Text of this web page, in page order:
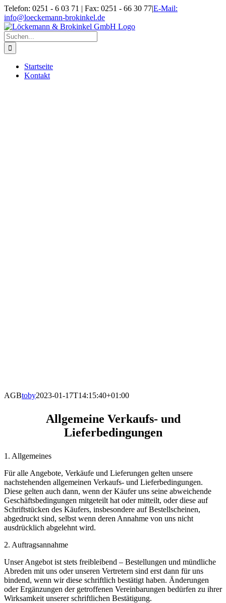
Zum
Inhalt
springen
Telefon: 0251 - 6 03 71 | Fax: 0251 - 66 30 77|E-Mail:
info@loeckemann-brokinkel.de
Suche
nach:
Startseite
Kontakt
AGBtoby2023-01-17T14:15:40+01:00
Allgemeine Verkaufs- und
Lieferbedingungen
1. Allgemeines
Für alle Angebote, Verkäufe und Lieferungen gelten unsere
nachstehenden allgemeinen Verkaufs- und Lieferbedingungen.
Diese gelten auch dann, wenn der Käufer uns seine abweichende
Geschäftsbedingungen mitgeteilt hat oder mitteilt, oder diese auf
Schriftstücken des Käufers, insbesondere auf Bestellscheinen,
abgedruckt sind, selbst wenn deren Annahme von uns nicht
ausdrücklich abgelehnt wird.
2. Auftragsannahme
Unser Angebot ist stets freibleibend – Bestellungen und mündliche
Abreden mit uns oder unseren Vertretern sind erst dann für uns
bindend, wenn wir diese schriftlich bestätigt haben. Änderungen
oder Ergänzungen der getroffenen Vereinbarungen bedürfen zu ihrer
Wirksamkeit unserer schriftlichen Bestätigung.